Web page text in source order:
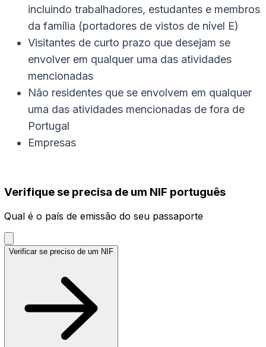
incluindo trabalhadores, estudantes e membros
da família (portadores de vistos de nível E)
Visitantes de curto prazo que desejam se
envolver em qualquer uma das atividades
mencionadas
Não residentes que se envolvem em qualquer
uma das atividades mencionadas de fora de
Portugal
Empresas
Verifique se precisa de um NIF português
Qual é o país de emissão do seu passaporte
Verificar se preciso de um NIF